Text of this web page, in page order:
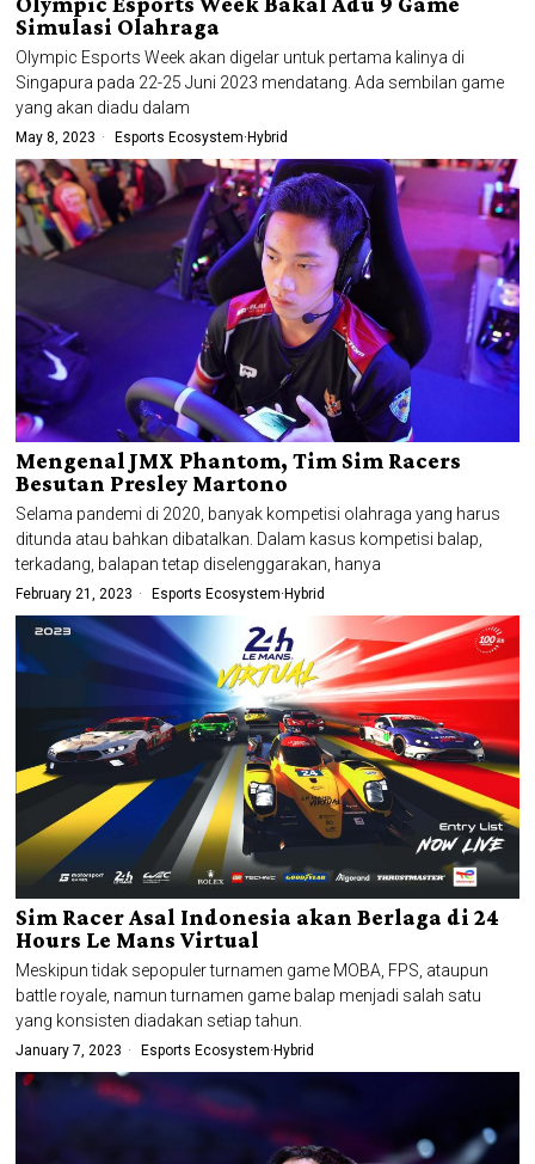
Simulasi Olahraga
Olympic Esports Week akan digelar untuk pertama kalinya di
Singapura pada 22-25 Juni 2023 mendatang. Ada sembilan game
yang akan diadu dalam
May 8, 2023 Esports Ecosystem· Hybrid
Mengenal JMX Phantom, Tim Sim Racers
Besutan Presley Martono
Selama pandemi di 2020, banyak kompetisi olahraga yang harus
ditunda atau bahkan dibatalkan. Dalam kasus kompetisi balap,
terkadang, balapan tetap diselenggarakan, hanya
February 21, 2023 Esports Ecosystem· Hybrid
Sim Racer Asal Indonesia akan Berlaga di 24
Hours Le Mans Virtual
Meskipun tidak sepopuler turnamen game MOBA, FPS, ataupun
battle royale, namun turnamen game balap menjadi salah satu
yang konsisten diadakan setiap tahun.
January 7, 2023 Esports Ecosystem· Hybrid